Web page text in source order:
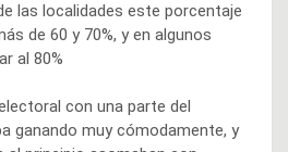
las localidades este porcentaje
de 60 y 70%, y en algunos
al 80%
con una parte del
ganando muy cómodamente, y